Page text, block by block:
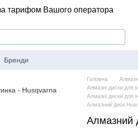
тарифом Вашого оператора
Бренди
Головна
Алмазні диски для
Алмазні диски для
Алмазний диск
Алмазний